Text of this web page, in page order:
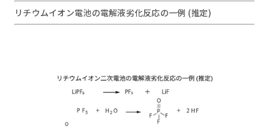
リチウムイオン電池の電解液劣化反応の一例 (推定)